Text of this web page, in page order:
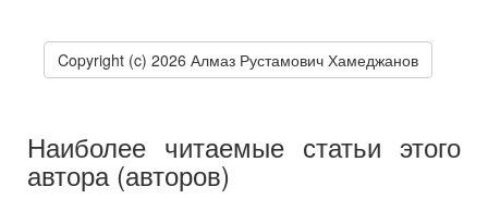
Copyright (c) 2026 Алмаз Рустамович Хамеджанов
Наиболее читаемые статьи этого
автора (авторов)